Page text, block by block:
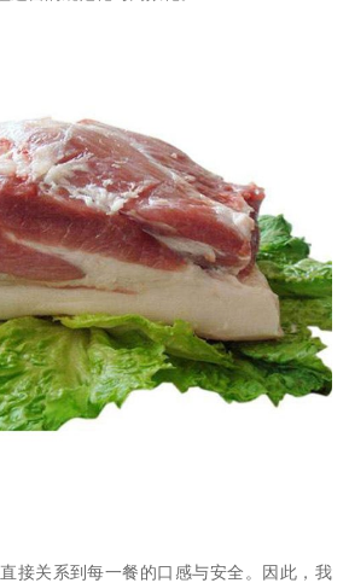
接关系到每一餐的口感与安全。因此，我